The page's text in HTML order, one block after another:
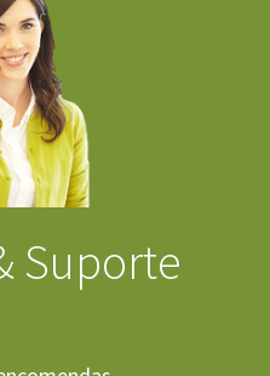
Suporte